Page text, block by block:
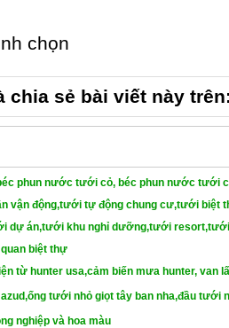
chọn
chia sẻ bài viết này
phun nước tưới cỏ, béc phun nước tưới
vận động,tưới tự động chung cư,tưới biệt
dự án,tưới khu nghỉ dưỡng,tưới
biệt thự
từ hunter usa,cảm biến mưa hunter, van
tưới nhỏ giọt tây ban nha,đầu tưới
nghiệp và hoa màu